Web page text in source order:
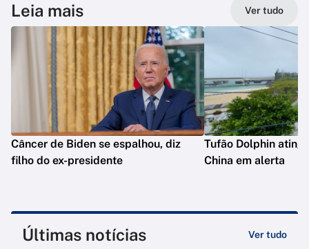
Leia mais Ver tudo
Câncer de Biden se espalhou, diz
filho do ex-presidente
Tufão Dolphin
China em alerta
Últimas notícias Ver tudo